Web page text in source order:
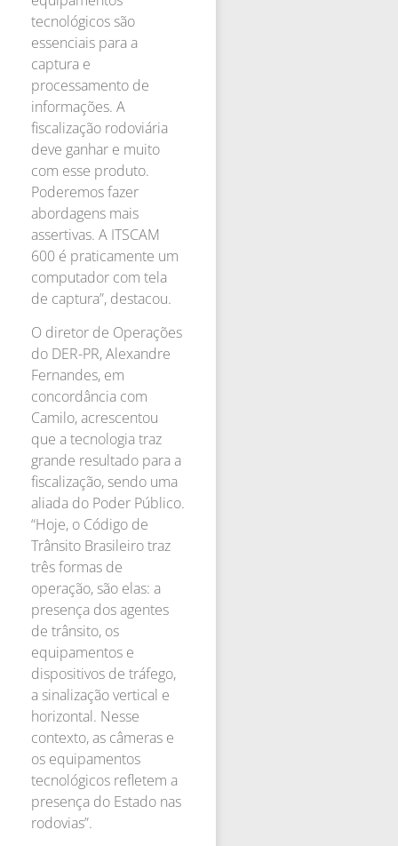
tecnológicos são
essenciais para a
captura e
processamento de
informações. A
fiscalização rodoviária
deve ganhar e muito
com esse produto.
Poderemos fazer
abordagens mais
assertivas. A ITSCAM
600 é praticamente um
computador com tela
de captura”, destacou.
O diretor de Operações
do DER-PR, Alexandre
Fernandes, em
concordância com
Camilo, acrescentou
que a tecnologia traz
grande resultado para a
fiscalização, sendo uma
aliada do Poder Público.
“Hoje, o Código de
Trânsito Brasileiro traz
três formas de
operação, são elas: a
presença dos agentes
de trânsito, os
equipamentos e
dispositivos de tráfego,
a sinalização vertical e
horizontal. Nesse
contexto, as câmeras e
os equipamentos
tecnológicos refletem a
presença do Estado nas
rodovias”.